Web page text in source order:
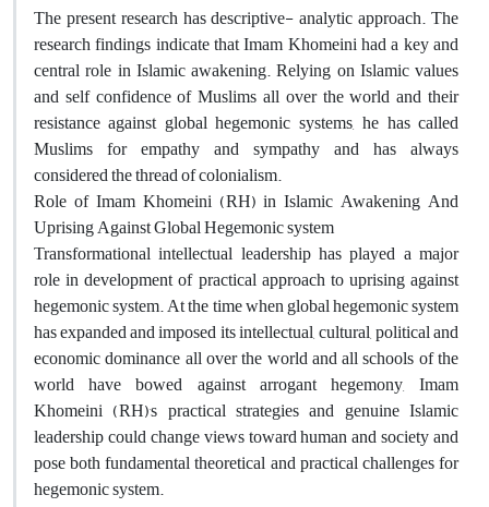
The present research has descriptive- analytic approach. The
research findings indicate that Imam Khomeini had a key and
central role in Islamic awakening. Relying on Islamic values
and self confidence of Muslims all over the world and their
resistance against global hegemonic systems, he has called
Muslims for empathy and sympathy and has always
considered the thread of colonialism.
Role of Imam Khomeini (RH) in Islamic Awakening And
Uprising Against Global Hegemonic system
Transformational intellectual leadership has played a major
role in development of practical approach to uprising against
hegemonic system. At the time when global hegemonic system
has expanded and imposed its intellectual, cultural, political and
economic dominance all over the world and all schools of the
world have bowed against arrogant hegemony, Imam
Khomeini (RH),s practical strategies and genuine Islamic
leadership could change views toward human and society and
pose both fundamental theoretical and practical challenges for
hegemonic system.